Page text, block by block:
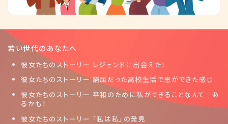
若い世代のあなたへ
彼女たちのストーリー レジェンドに出会えた！
彼女たちのストーリー 窮屈だった高校生活で息ができた感じ
彼女たちのストーリー 平和のために私ができることなんて…あ
るかも！
彼女たちのストーリー 「私は私」の発見